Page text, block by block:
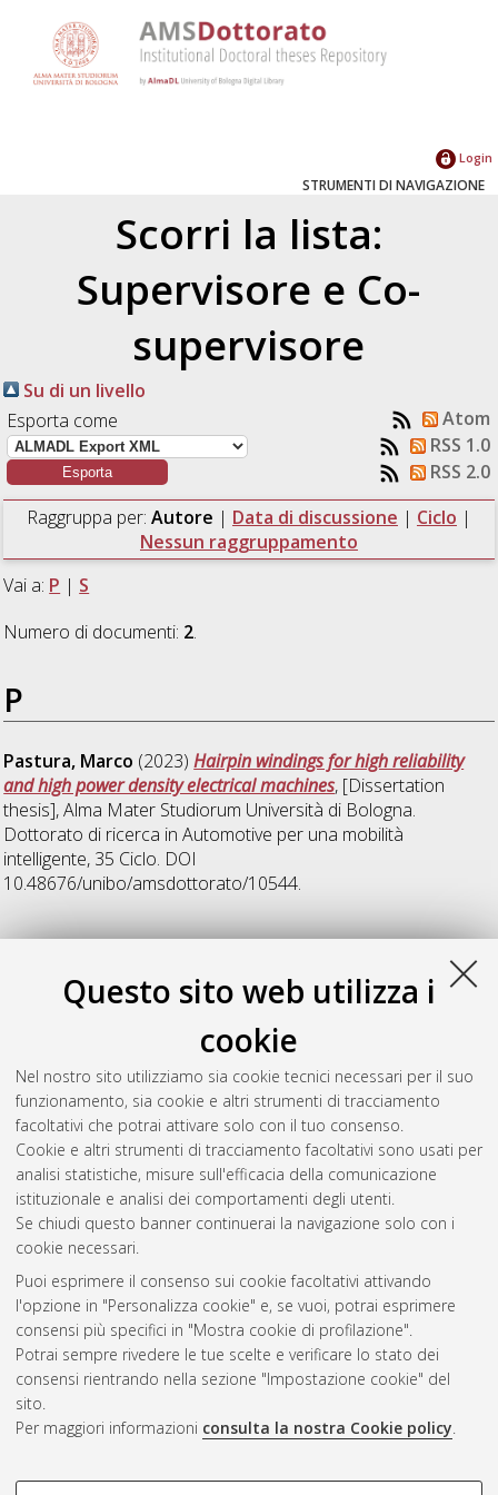
Questo sito web utilizza i
cookie
Nel nostro sito utilizziamo sia cookie tecnici necessari per il suo
funzionamento, sia cookie e altri strumenti di tracciamento
facoltativi che potrai attivare solo con il tuo consenso.
Cookie e altri strumenti di tracciamento facoltativi sono usati per
analisi statistiche, misure sull'efficacia della comunicazione
istituzionale e analisi dei comportamenti degli utenti.
Se chiudi questo banner continuerai la navigazione solo con i
cookie necessari.
Puoi esprimere il consenso sui cookie facoltativi attivando
l'opzione in "Personalizza cookie" e, se vuoi, potrai esprimere
consensi più specifici in "Mostra cookie di profilazione".
Potrai sempre rivedere le tue scelte e verificare lo stato dei
consensi rientrando nella sezione "Impostazione cookie" del
sito.
Per maggiori informazioni consulta la nostra Cookie policy.
COOKIE DI PROFILAZIONE -
Login
STRUMENTI DI NAVIGAZIONE
Scorri la lista:
Supervisore e Co-
supervisore
Su di un livello
Esporta come
Atom
RSS 1.0
RSS 2.0
Raggruppa per: Autore | Data di discussione | Ciclo |
Nessun raggruppamento
Vai a: P | S
Numero di documenti: 2.
P
Pastura, Marco (2023)Hairpin windings for high reliability
and high power density electrical machines, [Dissertation
thesis], Alma Mater Studiorum Università di Bologna.
Dottorato di ricerca inAutomotive per una mobilità
intelligente, 35 Ciclo. DOI
10.48676/unibo/amsdottorato/10544.
S
Soltani, Mohammad (2023)
High power density electrical
machines with hairpin windings, [Dissertation thesis], Alma
Mater Studiorum Università di Bologna. Dottorato di ricerca in
Automotive per una mobilità intelligente, 35 Ciclo. DOI
10.48676/unibo/amsdottorato/10777.
Questa lista e' stata generata il Wed Aug 5 20:43:41 2026
Atom
Rss 1.0
Rss 2.0
ISSN: 2038-7946
Impostazioni Cookie